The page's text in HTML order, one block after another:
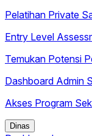
Pelatihan Private
Entry Level
Temukan Potensi
Dashboard Admin
Akses Program
Dinas